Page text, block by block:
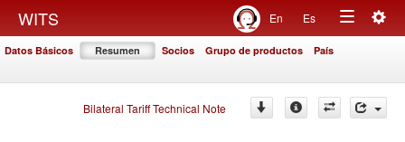
WITS En Es
Toggle
Datos Básicos Resumen Socios Grupo de productos País
Bilateral Tariff Technical Note